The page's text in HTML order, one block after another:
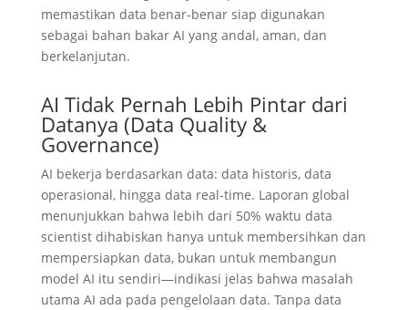
memastikan data benar-benar siap digunakan
sebagai bahan bakar AI yang andal, aman, dan
berkelanjutan.
AI Tidak Pernah Lebih Pintar dari
Datanya (Data Quality &
Governance)
AI bekerja berdasarkan data: data historis, data
operasional, hingga data real-time. Laporan global
menunjukkan bahwa lebih dari 50% waktu data
scientist dihabiskan hanya untuk membersihkan dan
mempersiapkan data, bukan untuk membangun
model AI itu sendiri—indikasi jelas bahwa masalah
utama AI ada pada pengelolaan data. Tanpa data